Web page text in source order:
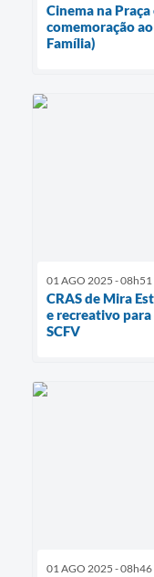
Cinema na
comemoração
Família)
01 AGO 2025 - 08h51
CRAS de Mira
e recreativo
SCFV
01 AGO 2025 - 08h46